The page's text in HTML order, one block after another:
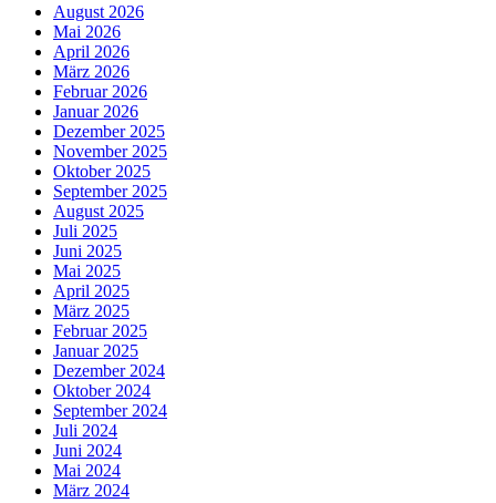
August 2026
Mai 2026
April 2026
März 2026
Februar 2026
Januar 2026
Dezember 2025
November 2025
Oktober 2025
September 2025
August 2025
Juli 2025
Juni 2025
Mai 2025
April 2025
März 2025
Februar 2025
Januar 2025
Dezember 2024
Oktober 2024
September 2024
Juli 2024
Juni 2024
Mai 2024
März 2024